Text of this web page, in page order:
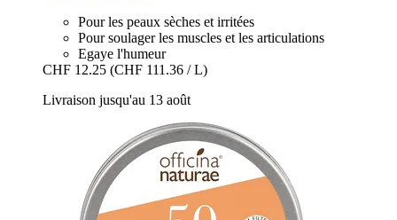
Pour les peaux sèches et irritées
Pour soulager les muscles et les articulations
Egaye l'humeur
CHF 12.25 (CHF 111.36 / L)
Livraison jusqu'au 13 août